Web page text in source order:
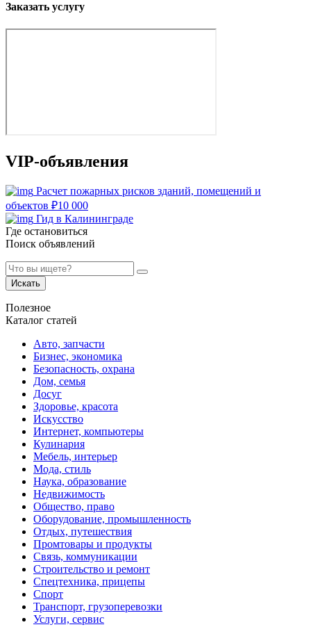
Заказать услугу
VIP-объявления
Расчет пожарных рисков зданий, помещений и
объектов ₽10 000
Гид в Калининграде
Где остановиться
Поиск объявлений
Искать
Полезное
Каталог статей
Авто, запчасти
Бизнес, экономика
Безопасность, охрана
Дом, семья
Досуг
Здоровье, красота
Искусство
Интернет, компьютеры
Кулинария
Мебель, интерьер
Мода, стиль
Наука, образование
Недвижимость
Общество, право
Оборудование, промышленность
Отдых, путешествия
Промтовары и продукты
Связь, коммуникации
Строительство и ремонт
Спецтехника, прицепы
Спорт
Транспорт, грузоперевозки
Услуги, сервис